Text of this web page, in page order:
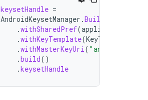
keysetHandle =
AndroidKeysetManager .Builder
.withSharedPref(
.withKeyTemplate(KeyTemplate
.withMasterKeyUri( "android-
.build()
.keysetHandle